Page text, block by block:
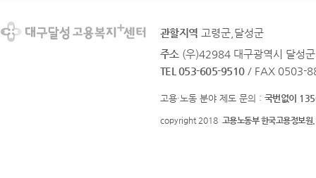
관할지역 고령군,달성군
주소 (우)42984 대구광역시 달성
TEL 053-605-9510 / FAX 0503-
고용·노동 분야 제도 문의 : 국번없이
copyright 2018 고용노동부 한국고용정보원.